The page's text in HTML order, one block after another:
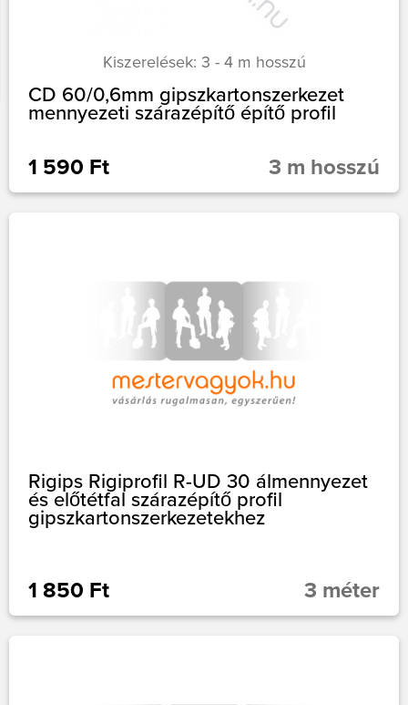
Kiszerelések: 3 - 4 m hosszú
CD 60/0,6mm gipszkartonszerkezet
mennyezeti szárazépítő építő profil
1 590 Ft 3 m hosszú
Rigips Rigiprofil R-UD 30 álmennyezet
és előtétfal szárazépítő profil
gipszkartonszerkezetekhez
1 850 Ft 3 méter